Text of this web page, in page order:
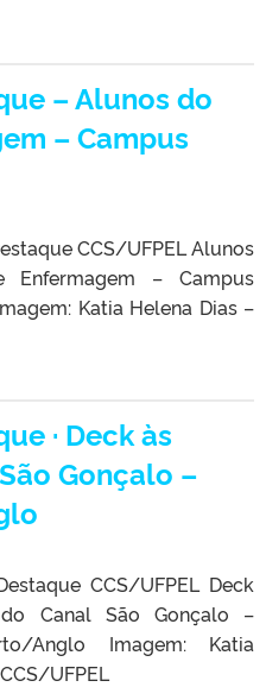
– Alunos do
– Campus
CCS/UFPEL Alunos
– Campus
Katia Helena Dias –
· Deck às
Gonçalo –
CCS/UFPEL Deck
Canal São Gonçalo –
Anglo Imagem: Katia
UFPEL